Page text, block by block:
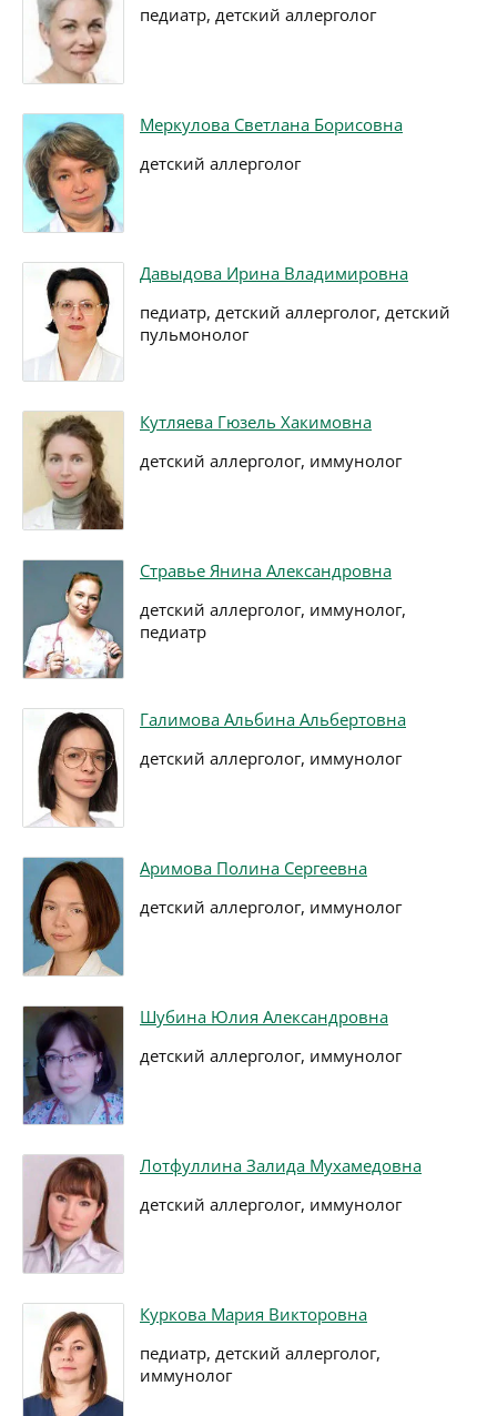
педиатр, детский аллерголог
Меркулова Светлана Борисовна
детский аллерголог
Давыдова Ирина Владимировна
педиатр, детский аллерголог, детский
пульмонолог
Кутляева Гюзель Хакимовна
детский аллерголог, иммунолог
Стравье Янина Александровна
детский аллерголог, иммунолог,
педиатр
Галимова Альбина Альбертовна
детский аллерголог, иммунолог
Аримова Полина Сергеевна
детский аллерголог, иммунолог
Шубина Юлия Александровна
детский аллерголог, иммунолог
Лотфуллина Залида Мухамедовна
детский аллерголог, иммунолог
Куркова Мария Викторовна
педиатр, детский аллерголог,
иммунолог